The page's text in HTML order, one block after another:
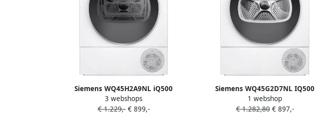
Siemens WQ45H2A9NL iQ500
extraKlasse Warmtepompdroger
3 webshops
€ 1.229,-€ 899,-
Siemens WQ45G2D7NL IQ500
warmtepompdroger 9 kg A+++
1 webshop
€ 1.282,80€ 897,-